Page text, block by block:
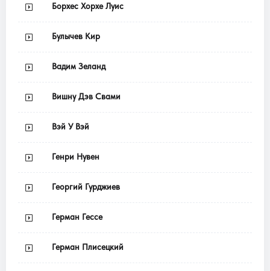
Борхес Хорхе Луис
Булычев Кир
Вадим Зеланд
Вишну Дэв Свами
Вэй У Вэй
Генри Нувен
Георгий Гурджиев
Герман Гессе
Герман Плисецкий